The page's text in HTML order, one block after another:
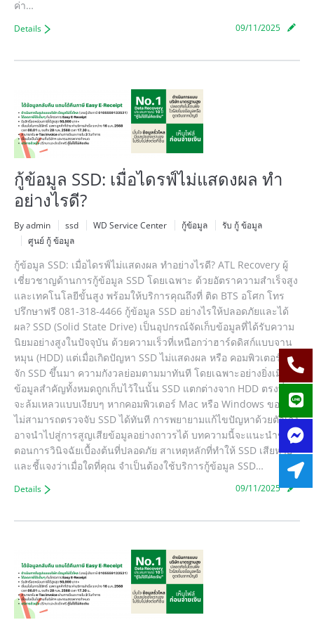
ค่า…
09/11/2025
Details
กู้ข้อมูล SSD: เมื่อไดรฟ์ไม่แสดงผล ทำ
อย่างไรดี?
By admin ssd WD Service Center กู้ข้อมูล
รับ กู้ ข้อมูล
ศูนย์ กู้ ข้อมูล
กู้ข้อมูล SSD: เมื่อไดรฟ์ไม่แสดงผล ทำอย่างไรดี? ATL Recovery ผู้
เชี่ยวชาญด้านการกู้ข้อมูล SSD โดยเฉพาะ ด้วยอัตราความสำเร็จสูง
และเทคโนโลยีขั้นสูง พร้อมให้บริการคุณถึงที่ ติด BTS อโศก โทร
ปรึกษาฟรี 081-318-4466 กู้ข้อมูล SSD อย่างไรให้ปลอดภัยและได้
ผล? SSD (Solid State Drive) เป็นอุปกรณ์จัดเก็บข้อมูลที่ได้รับความ
นิยมอย่างสูงในปัจจุบัน ด้วยความเร็วที่เหนือกว่าฮาร์ดดิสก์แบบจาน
หมุน (HDD) แต่เมื่อเกิดปัญหา SSD ไม่แสดงผล หรือ คอมพิวเตอร์ไม่รู้
จัก SSD ขึ้นมา ความกังวลย่อมตามมาทันที โดยเฉพาะอย่างยิ่งเมื่อ
ข้อมูลสำคัญทั้งหมดถูกเก็บไว้ในนั้น SSD แตกต่างจาก HDD ตรงที่มัก
จะล้มเหลวแบบเงียบๆ หากคอมพิวเตอร์ Mac หรือ Windows ของคุณ
ไม่สามารถตรวจจับ SSD ได้ทันที การพยายามแก้ไขปัญหาด้วยตัวเอง
อาจนำไปสู่การสูญเสียข้อมูลอย่างถาวรได้ บทความนี้จะแนะนำขั้น
ตอนการวินิจฉัยเบื้องต้นที่ปลอดภัย สาเหตุหลักที่ทำให้ SSD เสียหาย
และชี้แจงว่าเมื่อใดที่คุณ จำเป็นต้องใช้บริการกู้ข้อมูล SSD…
09/11/2025
Details